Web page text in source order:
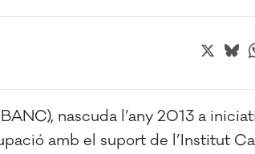
X
nascuda l’any 2013 a
amb el suport de l’Institut